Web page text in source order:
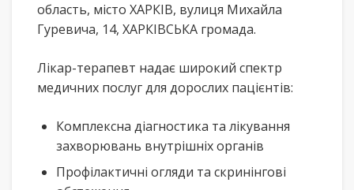
область, місто ХАРКІВ, вулиця Михайла
Гуревича, 14, ХАРКІВСЬКА громада.
Лікар-терапевт надає широкий спектр
медичних послуг для дорослих пацієнтів:
Комплексна діагностика та лікування
захворювань внутрішніх органів
Профілактичні огляди та скринінгові